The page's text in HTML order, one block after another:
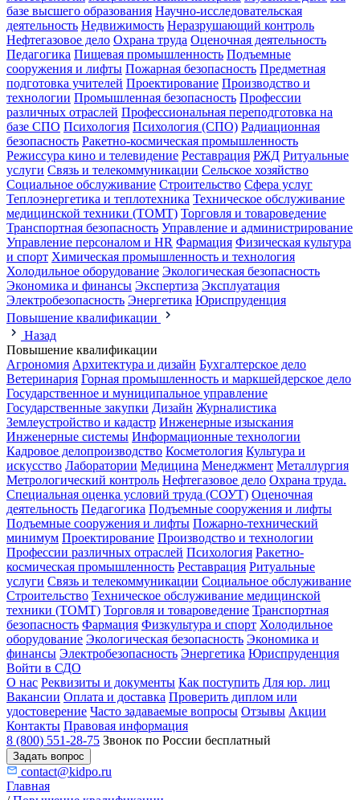
базе высшего образования Научно-исследовательская
деятельность Недвижимость Неразрушающий контроль
Нефтегазовое дело Охрана труда Оценочная деятельность
Педагогика Пищевая промышленность Подъемные
сооружения и лифты Пожарная безопасность Предметная
подготовка учителей Проектирование Производство и
технологии Промышленная безопасность Профессии
различных отраслей Профессиональная переподготовка на
базе СПО Психология Психология (СПО) Радиационная
безопасность Ракетно-космическая промышленность
Режиссура кино и телевидение Реставрация РЖД Ритуальные
услуги Связь и телекоммуникации Сельское хозяйство
Социальное обслуживание Строительство Сфера услуг
Теплоэнергетика и теплотехника Техническое обслуживание
медицинской техники (ТОМТ) Торговля и товароведение
Транспортная безопасность Управление и администрирование
Управление персоналом и HR Фармация Физическая культура
и спорт Химическая промышленность и технология
Холодильное оборудование Экологическая безопасность
Экономика и финансы Экспертиза Эксплуатация
Электробезопасность Энергетика Юриспруденция
Повышение квалификации
Назад
Повышение квалификации
Агрономия Архитектура и дизайн Бухгалтерское дело
Ветеринария Горная промышленность и маркшейдерское дело
Государственное и муниципальное управление
Государственные закупки Дизайн Журналистика
Землеустройство и кадастр Инженерные изыскания
Инженерные системы Информационные технологии
Кадровое делопроизводство Косметология Культура и
искусство Лаборатории Медицина Менеджмент Металлургия
Метрологический контроль Нефтегазовое дело Охрана труда.
Специальная оценка условий труда (СОУТ) Оценочная
деятельность Педагогика Подъемные сооружения и лифты
Подъемные сооружения и лифты Пожарно-технический
минимум Проектирование Производство и технологии
Профессии различных отраслей Психология Ракетно-
космическая промышленность Реставрация Ритуальные
услуги Связь и телекоммуникации Социальное обслуживание
Строительство Техническое обслуживание медицинской
техники (ТОМТ) Торговля и товароведение Транспортная
безопасность Фармация Физкультура и спорт Холодильное
оборудование Экологическая безопасность Экономика и
финансы Электробезопасность Энергетика Юриспруденция
Войти в СДО
О нас Реквизиты и документы Как поступить Для юр. лиц
Вакансии Оплата и доставка Проверить диплом или
удостоверение Часто задаваемые вопросы Отзывы Акции
Контакты Правовая информация
8 (800) 551-28-75 Звонок по России бесплатный
Задать вопрос
contact@kidpo.ru
Главная